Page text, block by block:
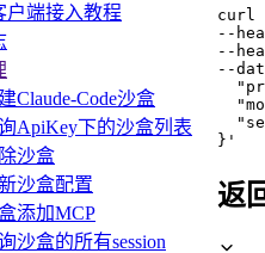
户端接入教程
Claude-Code沙盒
ApiKey下的沙盒列表
沙盒
沙盒配置
添加MCP
沙盒的所有session
curl
--
--
--
}'
返